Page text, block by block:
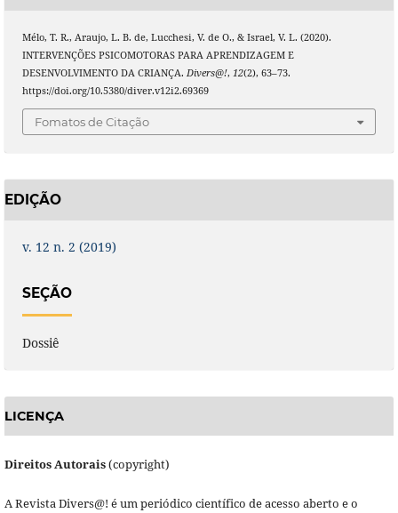
Mélo, T. R., Araujo, L. B. de, Lucchesi, V. de O., & Israel, V. L. (2020).
INTERVENÇÕES PSICOMOTORAS PARA APRENDIZAGEM E
DESENVOLVIMENTO DA CRIANÇA. Divers@!, 12(2), 63–73.
https://doi.org/10.5380/diver.v12i2.69369
Fomatos de Citação
EDIÇÃO
v. 12 n. 2 (2019)
SEÇÃO
Dossiê
LICENÇA
Direitos Autorais(copyright)
A Revista Divers@! é um periódico científico de acesso aberto e o